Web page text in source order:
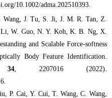
10.1002/adma.202510393.
Wang, J. Tu, S. Ji, J. M. R. Tan, Z.
W. Guo, N. Y. Koh, K. B. Ng, X.
and Scalable Force-softness
Body Feature Identification.
34 , 2207016 (2022).
P. Cai, Y. Cui, T. Wang, C. Wang,